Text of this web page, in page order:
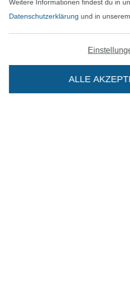
In
Weitere Informationen findest du in
Datenschutzerklärung und in unserem
ALLE